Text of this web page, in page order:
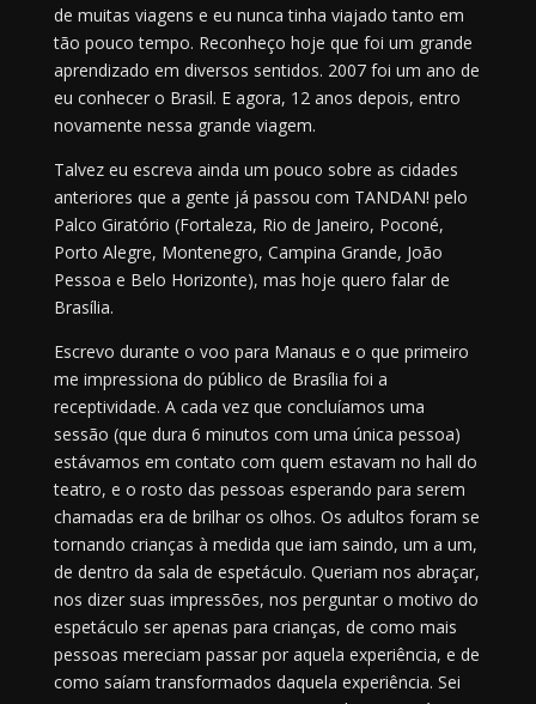
de muitas viagens e eu nunca tinha viajado tanto em
tão pouco tempo. Reconheço hoje que foi um grande
aprendizado em diversos sentidos. 2007 foi um ano de
eu conhecer o Brasil. E agora, 12 anos depois, entro
novamente nessa grande viagem.
Talvez eu escreva ainda um pouco sobre as cidades
anteriores que a gente já passou com TANDAN! pelo
Palco Giratório (Fortaleza, Rio de Janeiro, Poconé,
Porto Alegre, Montenegro, Campina Grande, João
Pessoa e Belo Horizonte), mas hoje quero falar de
Brasília.
Escrevo durante o voo para Manaus e o que primeiro
me impressiona do público de Brasília foi a
receptividade. A cada vez que concluíamos uma
sessão (que dura 6 minutos com uma única pessoa)
estávamos em contato com quem estavam no hall do
teatro, e o rosto das pessoas esperando para serem
chamadas era de brilhar os olhos. Os adultos foram se
tornando crianças à medida que iam saindo, um a um,
de dentro da sala de espetáculo. Queriam nos abraçar,
nos dizer suas impressões, nos perguntar o motivo do
espetáculo ser apenas para crianças, de como mais
pessoas mereciam passar por aquela experiência, e de
como saíam transformados daquela experiência. Sei